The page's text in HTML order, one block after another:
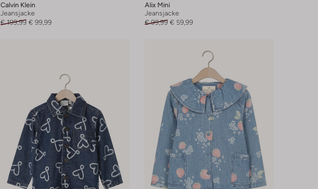
Calvin Klein
Jeansjacke
€ 199,99 € 99,99
Alix Mini
Jeansjacke
€ 99,99 € 59,99